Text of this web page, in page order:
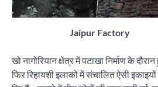
Jaipur Factory
खो नागोरियान क्षेत्र में पटाखा निर्माण के
फिर रिहायशी इलाकों में संचालित ऐसी